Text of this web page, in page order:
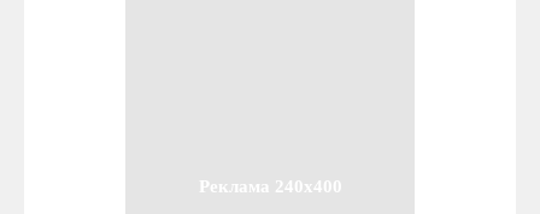
Реклама 240x400